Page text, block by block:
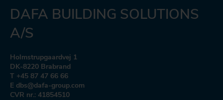
DAFA BUILDING SOLUTIONS
A/S
Holmstrupgaardvej 1
DK-8220 Brabrand
T +45 87 47 66 66
E dbs@dafa-group.com
CVR nr.: 41854510